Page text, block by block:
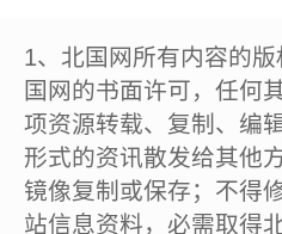
1、北国网所有内容的
国网的书面许可，任何
项资源转载、复制、编
形式的资讯散发给其他
镜像复制或保存；不得
站信息资料，必需取得